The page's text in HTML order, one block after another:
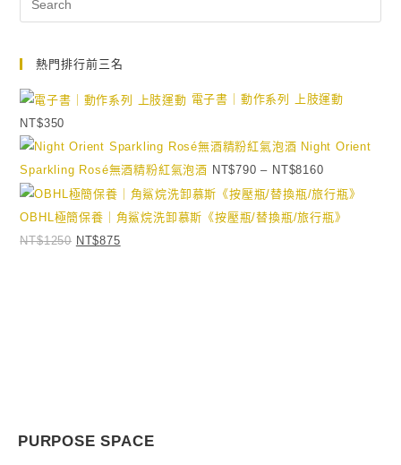
熱門排行前三名
電子書｜動作系列 上肢運動
NT$350
Night Orient
Sparkling Rosé無酒精粉紅氣泡酒 NT$790 – NT$8160
OBHL極簡保養｜角鯊烷洗卸慕斯《按壓瓶/替換瓶/旅行瓶》
NT$1250 NT$875
預約體驗
PURPOSE SPACE